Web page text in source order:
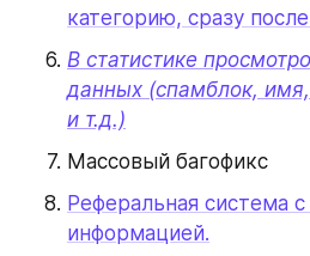
категорию, сразу
В статистике
данных (спамблок,
и т.д.)
Массовый багофикс
Реферальная система
информацией.